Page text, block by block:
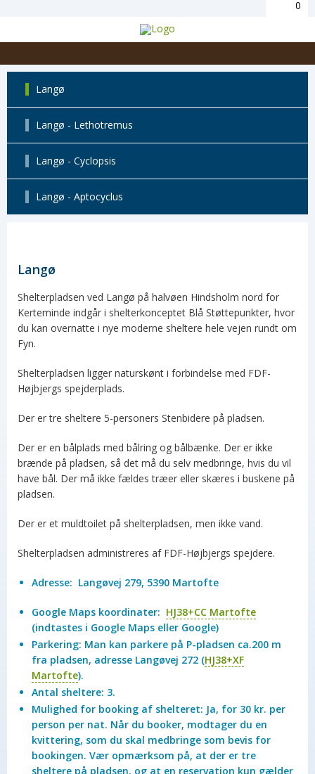
0
Langø
Langø - Lethotremus
Langø - Cyclopsis
Langø - Aptocyclus
Langø
Shelterpladsen ved Langø på halvøen Hindsholm nord for
Kerteminde indgår i shelterkonceptet Blå Støttepunkter, hvor
du kan overnatte i nye moderne sheltere hele vejen rundt om
Fyn.
Shelterpladsen ligger naturskønt i forbindelse med FDF-
Højbjergs spejderplads.
Der er tre sheltere 5-personers Stenbidere på pladsen.
Der er en bålplads med bålring og bålbænke. Der er ikke
brænde på pladsen, så det må du selv medbringe, hvis du vil
have bål. Der må ikke fældes træer eller skæres i buskene på
pladsen.
Der er et muldtoilet på shelterpladsen, men ikke vand.
Shelterpladsen administreres af FDF-Højbjergs spejdere.
Adresse: Langøvej 279, 5390 Martofte
Google Maps koordinater: HJ38+CC Martofte
(indtastes i Google Maps eller Google)
Parkering: Man kan parkere på P-pladsen ca.200 m
fra pladsen, adresse Langøvej 272 (HJ38+XF
Martofte).
Antal sheltere: 3.
Mulighed for booking af shelteret: Ja, for 30 kr. per
person per nat. Når du booker, modtager du en
kvittering, som du skal medbringe som bevis for
bookingen. Vær opmærksom på, at der er tre
sheltere på pladsen, og at en reservation kun gælder